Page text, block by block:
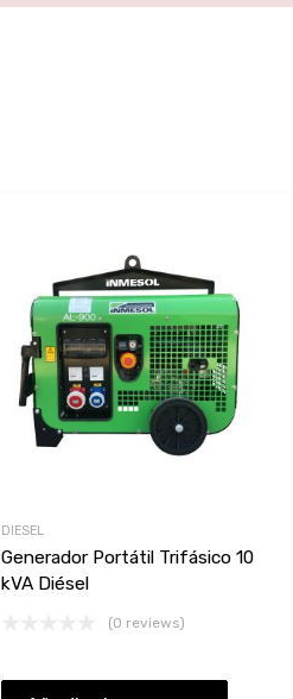
DIESEL
Generador Portátil Trifásico 10
kVA Diésel
(0 reviews)